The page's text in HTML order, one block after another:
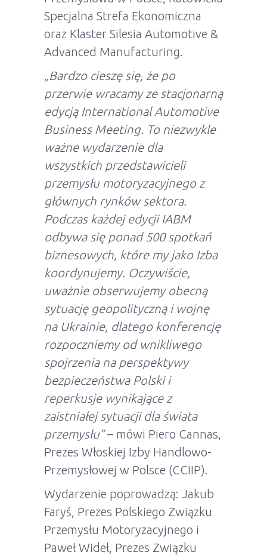
Specjalna Strefa Ekonomiczna
oraz Klaster Silesia Automotive &
Advanced Manufacturing.
„Bardzo cieszę się, że po
przerwie wracamy ze stacjonarną
edycją International Automotive
Business Meeting. To niezwykle
ważne wydarzenie dla
wszystkich przedstawicieli
przemysłu motoryzacyjnego z
głównych rynków sektora.
Podczas każdej edycji IABM
odbywa się ponad 500 spotkań
biznesowych, które my jako Izba
koordynujemy. Oczywiście,
uważnie obserwujemy obecną
sytuację geopolityczną i wojnę
na Ukrainie, dlatego konferencję
rozpoczniemy od wnikliwego
spojrzenia na perspektywy
bezpieczeństwa Polski i
reperkusje wynikające z
zaistniałej sytuacji dla świata
przemysłu”– mówi Piero Cannas,
Prezes Włoskiej Izby Handlowo-
Przemysłowej w Polsce (CCIIP).
Wydarzenie poprowadzą: Jakub
Faryś, Prezes Polskiego Związku
Przemysłu Motoryzacyjnego i
Paweł Wideł, Prezes Związku